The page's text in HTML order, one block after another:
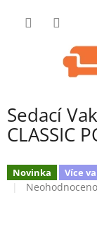
Sedací
CLASSIC
Novinka Více
Průměrné
Neohodnoceno